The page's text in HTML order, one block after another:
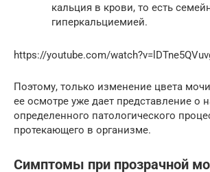
кальция в крови, то есть
гиперкальциемией.
https://youtube.com/
Поэтому, только изменение цвета
ее осмотре уже дает представление о
определенного патологического
протекающего в организме.
Симптомы при прозрачной